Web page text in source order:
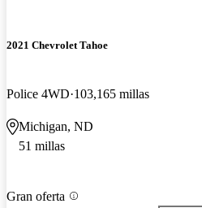
2021 Chevrolet Tahoe
Police 4WD 103,165 millas
Michigan, ND
51 millas
Gran oferta